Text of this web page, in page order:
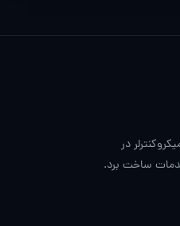
در
ساخت برد.